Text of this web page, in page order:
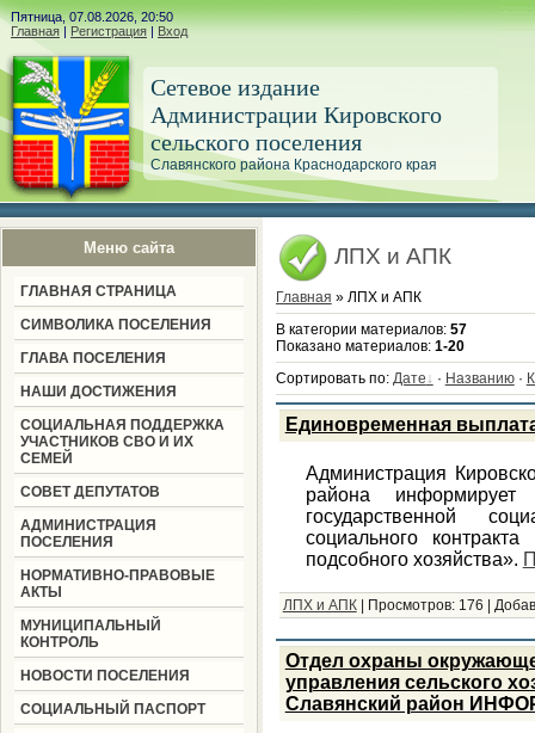
Пятница, 07.08.2026, 20:50
Главная | Регистрация | Вход
Сетевое издание
Администрации Кировского
сельского поселения
Славянского района Краснодарского края
Меню сайта
ГЛАВНАЯ СТРАНИЦА
СИМВОЛИКА ПОСЕЛЕНИЯ
ГЛАВА ПОСЕЛЕНИЯ
НАШИ ДОСТИЖЕНИЯ
СОЦИАЛЬНАЯ ПОДДЕРЖКА
УЧАСТНИКОВ СВО И ИХ
СЕМЕЙ
СОВЕТ ДЕПУТАТОВ
АДМИНИСТРАЦИЯ
ПОСЕЛЕНИЯ
НОРМАТИВНО-ПРАВОВЫЕ
АКТЫ
МУНИЦИПАЛЬНЫЙ
КОНТРОЛЬ
НОВОСТИ ПОСЕЛЕНИЯ
СОЦИАЛЬНЫЙ ПАСПОРТ
ЛПХ и АПК
Главная » ЛПХ и АПК
В категории материалов: 57
Показано материалов: 1-20
Сортировать по: Дате · Названию·
Единовременная
Администрация
района
государственной
социального
подсобного хозяйства».
ЛПХ и АПК| Просмотров: 176
Отдел охраны
управления сельского
Славянский район